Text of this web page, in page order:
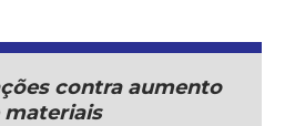
contra aumento
materiais